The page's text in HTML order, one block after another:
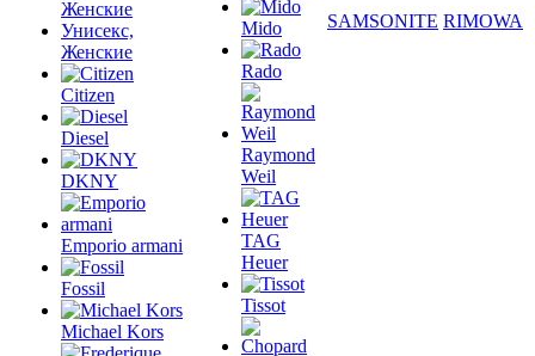
Женские
Унисекс,
Женские
Citizen
Diesel
DKNY
Emporio armani
Fossil
Michael Kors
Mido
Rado
Raymond
Weil
TAG
Heuer
Tissot
SAMSONITE RIMOWA